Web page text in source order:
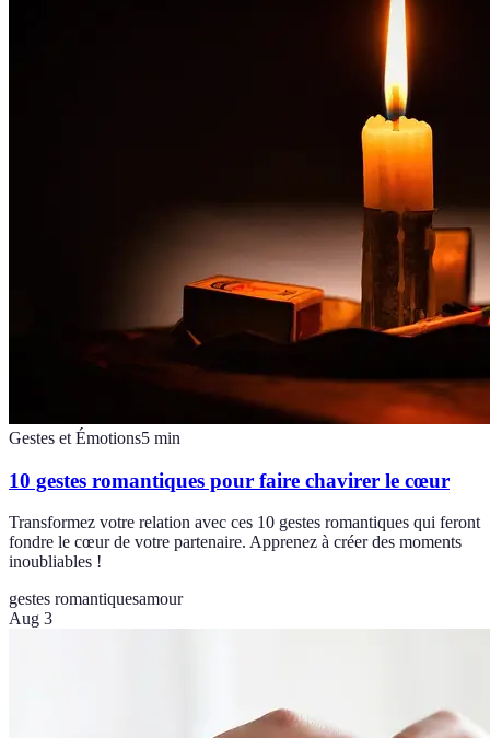
Gestes et Émotions5 min
10 gestes romantiques pour faire chavirer le cœur
Transformez votre relation avec ces 10 gestes romantiques qui feront
fondre le cœur de votre partenaire. Apprenez à créer des moments
inoubliables !
gestes romantiquesamour
Aug 3